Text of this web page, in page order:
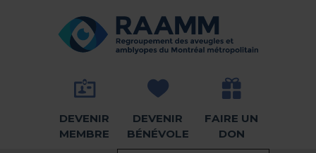
RETOUR À LA PAGE D'ACCUEIL -
DEVENIR
MEMBRE
DEVENIR
BÉNÉVOLE
FAIRE UN
DON